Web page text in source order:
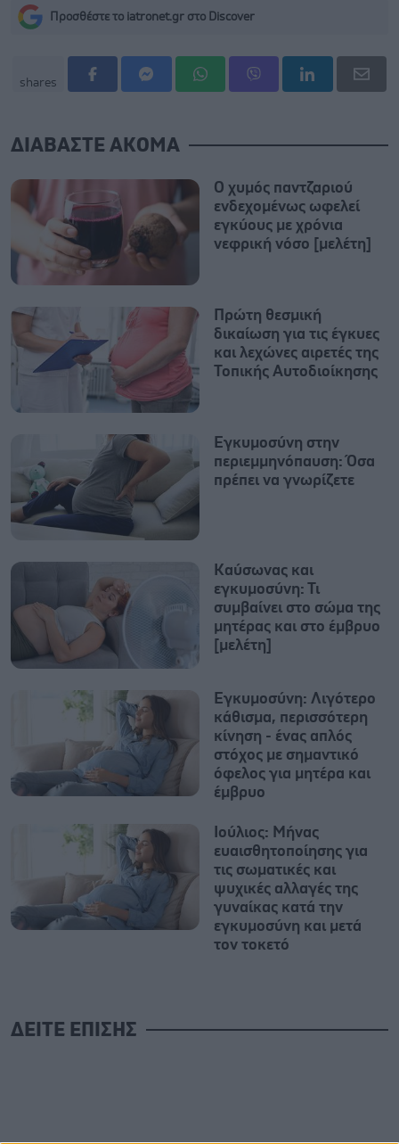
Προσθέστε το iatronet.gr στο Discover
shares
ΔΙΑΒΑΣΤΕ ΑΚΟΜΑ
Ο χυμός παντζαριού
ενδεχομένως ωφελεί
εγκύους με χρόνια
νεφρική νόσο [μελέτη]
Πρώτη θεσμική
δικαίωση για τις έγκυες
και λεχώνες αιρετές της
Τοπικής Αυτοδιοίκησης
Εγκυμοσύνη στην
περιεμμηνόπαυση: Όσα
πρέπει να γνωρίζετε
Καύσωνας και
εγκυμοσύνη: Τι
συμβαίνει στο σώμα της
μητέρας και στο έμβρυο
[μελέτη]
Εγκυμοσύνη: Λιγότερο
κάθισμα, περισσότερη
κίνηση - ένας απλός
στόχος με σημαντικό
όφελος για μητέρα και
έμβρυο
Ιούλιος: Μήνας
ευαισθητοποίησης για
τις σωματικές και
ψυχικές αλλαγές της
γυναίκας κατά την
εγκυμοσύνη και μετά
τον τοκετό
ΔΕΙΤΕ ΕΠΙΣΗΣ